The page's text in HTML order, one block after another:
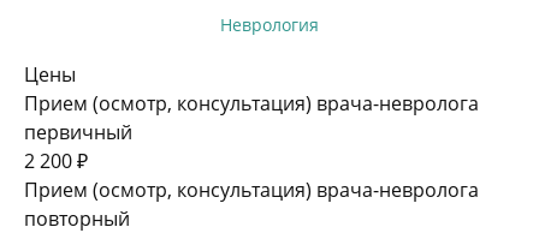
Неврология
Цены
Прием (осмотр, консультация) врача-невролога
первичный
2 200 ₽
Прием (осмотр, консультация) врача-невролога
повторный